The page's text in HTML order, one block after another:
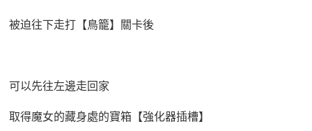
被迫往下走打【鳥籠】關卡後
可以先往左邊走回家
取得魔女的藏身處的寶箱【強化器插槽】